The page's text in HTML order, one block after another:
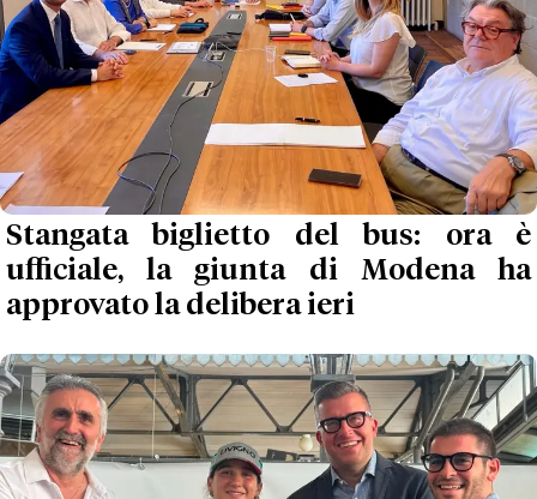
Stangata biglietto del bus: ora è
ufficiale, la giunta di Modena ha
approvato la delibera ieri